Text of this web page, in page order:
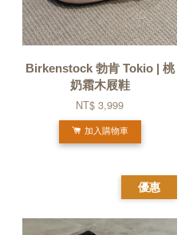
Birkenstock 勃肯 Tokio | 桃
奶霜木屐鞋
NT$ 3,999
加入購物車
優惠